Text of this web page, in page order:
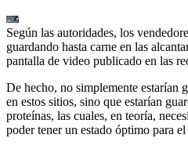
Según las autoridades, los
guardando hasta carne en las
pantalla de video publicado en las
De hecho, no simplemente estarían
en estos sitios, sino que estarían
proteínas, las cuales, en teoría,
poder tener un estado óptimo para